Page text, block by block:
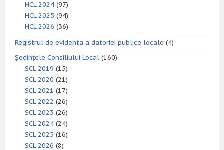
HCL 2024 (97)
HCL 2025 (94)
HCL 2026 (36)
Registrul de evidenta a datoriei publice locale (4)
Ședințele Consiliului Local (160)
SCL 2019 (15)
SCL 2020 (21)
SCL 2021 (17)
SCL 2022 (26)
SCL 2023 (26)
SCL 2024 (24)
SCL 2025 (16)
SCL 2026 (8)